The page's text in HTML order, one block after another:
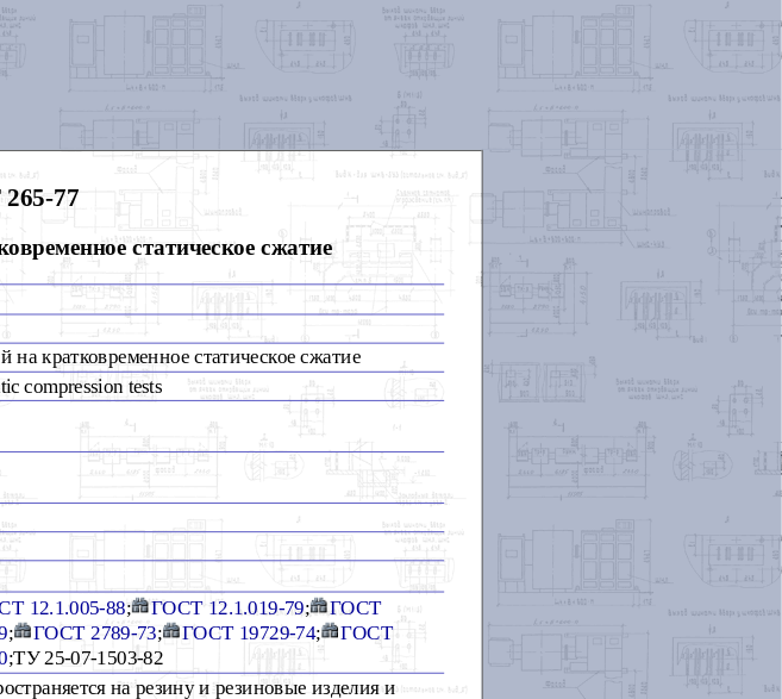
77
статическое сжатие
кратковременное статическое сжатие
compression tests
12.1.005-88; ГОСТ 12.1.019-79; ГОСТ
; ГОСТ 2789-73; ГОСТ 19729-74;
ГОСТ
;ТУ 25-07-1503-82
на резину и резиновые изделия и